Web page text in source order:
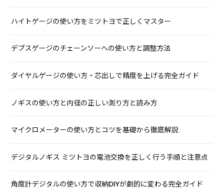
ハイトゲージの使い方をミツトヨで正しくマスター
デプスゲージのチェーンソーへの使い方と調整方法
ダイヤルゲージの使い方・芯出しで精度を上げる完全ガイド
ノギスの使い方と内径の正しい測り方と読み方
マイクロメーターの使い方とコツを基礎から徹底解説
デジタルノギス ミツトヨの電池交換を正しく行う手順と注意点
角度計デジタルの使い方で収納DIYが劇的に変わる完全ガイド